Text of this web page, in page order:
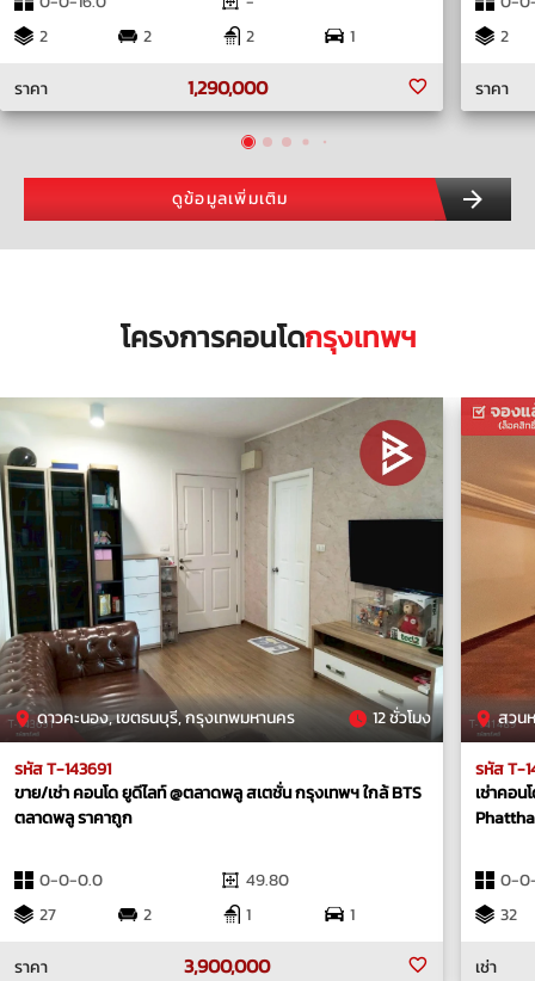
2
2 2
1
ราคา
1,290,000
2
ราคา
ดูข้อมูลเพิ่มเติม
โครงการคอนโดกรุงเทพฯ
ดาวคะนอง, เขตธนบุรี, กรุงเทพมหานคร 12 ชั่วโมง
รหัส T-143691
ขาย/เช่า คอนโด ยูดีไลท์ @ตลาดพลู สเตชั่น กรุงเทพฯ ใกล้ BTS
ตลาดพลู ราคาถูก
0-0-0.0
49.80
27
2 1
1
ราคา
3,900,000
สวนห
รหัส T-
เช่าคอ
0-
32
เช่า